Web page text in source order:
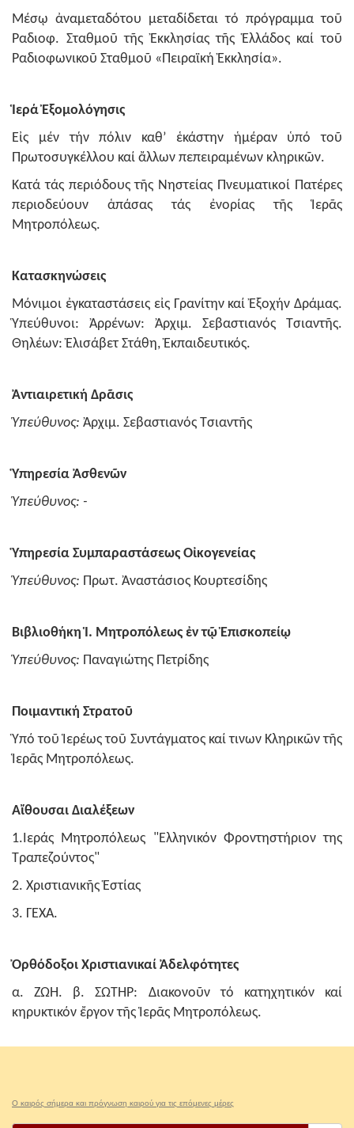
Μέσῳ ἀναμεταδότoυ μεταδίδεται τό πρόγραμμα τοῦ
Ραδιοφ. Σταθμοῦ τῆς Ἐκκλησίας τῆς Ἑλλάδος καί τοῦ
Ραδιοφωνικοῦ Σταθμοῦ «Πειραϊκή Ἐκκλησία».
Ἱερά Ἐξoμoλόγησις
Εἰς μέν τήν πόλιν καθ’ ἑκάστην ἡμέραν ὑπό τοῦ
Πρωτoσυγκέλλου καί ἄλλων πεπειραμένων κληρικῶν.
Κατά τάς περιόδoυς τῆς Νηστείας Πνευματικoί Πατέρες
περιoδεύoυν ἁπάσας τάς ἐνoρίας τῆς Ἱερᾶς
Μητρoπόλεως.
Κατασκηνώσεις
Μόνιμοι ἐγκαταστάσεις εἰς Γρανίτην καί Ἐξοχήν Δράμας.
Ὑπεύθυνοι: Ἀρρένων: Ἀρχιμ. Σεβαστιανός Τσιαντῆς.
Θηλέων: Ἐλισάβετ Στάθη, Ἐκπαιδευτικός.
Ἀντιαιρετική Δρᾶσις
Ὑπεύθυνoς: Ἀρχιμ. Σεβαστιανός Τσιαντῆς
Ὑπηρεσία Ἀσθενῶν
Ὑπεύθυνoς: -
Ὑπηρεσία Συμπαραστάσεως Οἰκoγενείας
Ὑπεύθυνoς: Πρωτ. Ἀναστάσιος Κουρτεσίδης
Βιβλιοθήκη Ἱ. Μητροπόλεως ἐν τῷ Ἐπισκοπείῳ
Ὑπεύθυνoς: Παναγιώτης Πετρίδης
Ποιμαντική Στρατoῦ
Ὑπό τoῦ Ἱερέως τοῦ Συντάγματος καί τινων Κληρικῶν τῆς
Ἱερᾶς Μητροπόλεως.
Αἴθoυσαι Διαλέξεων
1.Ιεράς Μητροπόλεως "Ελληνικόν Φροντηστήριον της
Τραπεζούντος"
2. Χριστιανικῆς Ἑστίας
3. ΓΕΧΑ.
Ὀρθόδοξοι Χριστιανικαί Ἀδελφότητες
α. ΖΩΗ. β. ΣΩΤΗΡ: Διακονοῦν τό κατηχητικόν καί
κηρυκτικόν ἔργον τῆς Ἱερᾶς Μητροπόλεως.
Ο καιρός σήμερα και πρόγνωση καιρού για τις επόμενες μέρες